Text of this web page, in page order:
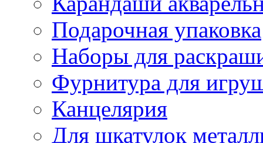
Подарочная упаковка
Наборы для
Фурнитура для
Канцелярия
Для шкатулок